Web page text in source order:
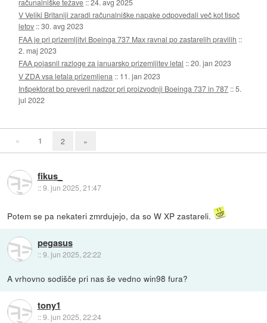
V Veliki Britaniji zaradi računalniške napake odpovedali več kot tisoč
letov ::30. avg 2023
FAA je pri prizemljitvi Boeinga 737 Max ravnal po zastarelih pravilih ::
2. maj 2023
FAA pojasnil razloge za januarsko prizemljitev letal ::20. jan 2023
V ZDA vsa letala prizemljena :: 11. jan 2023
Inšpektorat bo preveril nadzor pri proizvodnji Boeinga 737 in 787 ::5.
jul 2022
« 1 2 »
fikus_
::9. jun 2025, 21:47
Potem se pa nekateri zmrdujejo, da so W XP zastareli.
pegasus
::9. jun 2025, 22:22
A vrhovno sodišče pri nas še vedno win98 fura?
tony1
::9. jun 2025, 22:24